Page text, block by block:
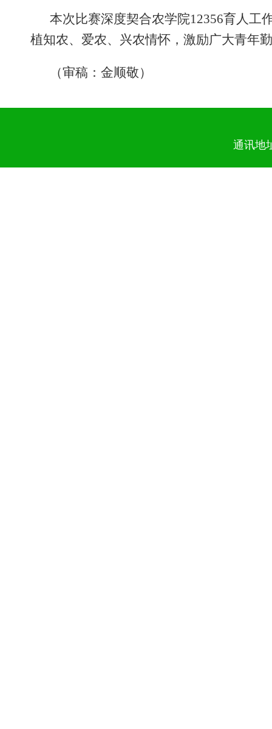
本次比赛深度契合农学院12356育人工
植知农、爱农、兴农情怀，激励广大青年
（审稿：金顺敬）
通讯地